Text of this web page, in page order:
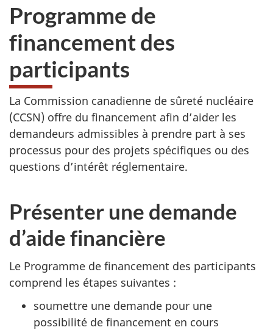
Programme de
financement des
participants
La Commission canadienne de sûreté nucléaire
(CCSN) offre du financement afin d’aider les
demandeurs admissibles à prendre part à ses
processus pour des projets spécifiques ou des
questions d’intérêt réglementaire.
Présenter une demande
d’aide financière
Le Programme de financement des participants
comprend les étapes suivantes :
soumettre une demande pour une
possibilité de financement en cours